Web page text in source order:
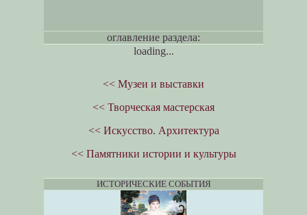
оглавление раздела:
loading...
<< Музеи и выставки
<< Творческая мастерская
<< Искусство. Архитектура
<< Памятники истории и культуры
ИСТОРИЧЕСКИЕ СОБЫТИЯ